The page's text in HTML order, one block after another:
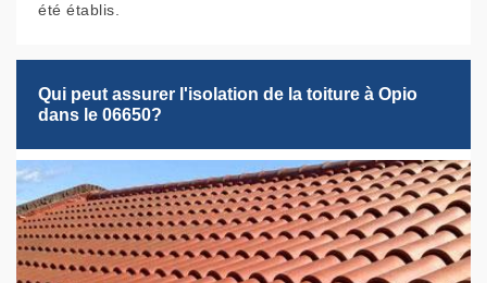
été établis.
Qui peut assurer l'isolation de la toiture à Opio
dans le 06650?